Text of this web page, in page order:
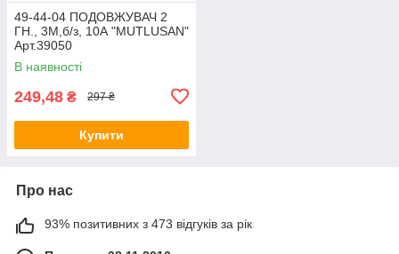
49-44-04 ПОДОВЖУВАЧ 2
ГН., 3М,б/з, 10А "MUTLUSAN"
Арт.39050
В наявності
249,48 ₴ 297 ₴
Купити
Про нас
93% позитивних з 473 відгуків за рік